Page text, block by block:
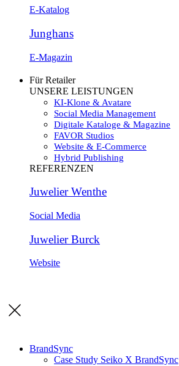
E-Katalog
Junghans
E-Magazin
Für Retailer
UNSERE LEISTUNGEN
KI-Klone & Avatare
Social Media Management
Digitale Kataloge & Magazine
FAVOR Studios
Website & E-Commerce
Hybrid Publishing
REFERENZEN
Juwelier Wenthe
Social Media
Juwelier Burck
Website
BrandSync
Case Study Seiko X BrandSync